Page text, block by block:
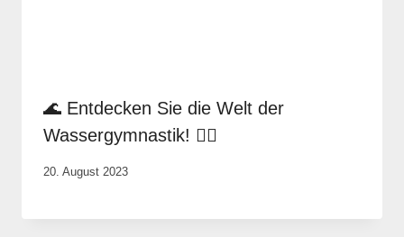
🌊 Entdecken Sie die Welt der
Wassergymnastik! 🏊‍♀️
Von
Portwich
20. August 2023